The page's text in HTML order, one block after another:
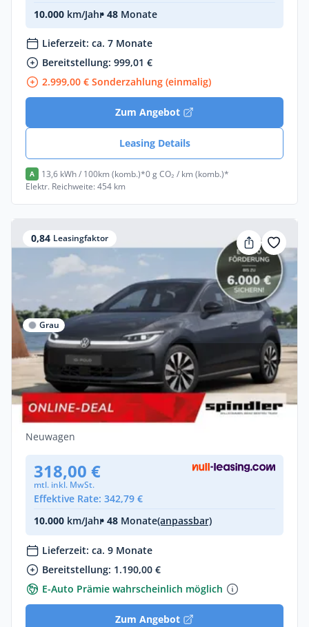
10.000 km/Jahr• 48 Monate
Lieferzeit: ca. 7 Monate
Bereitstellung: 999,01 €
2.999,00 € Sonderzahlung (einmalig)
Zum Angebot
Leasing Details
A 13,6 kWh / 100km (komb.)*0 g CO₂ / km (komb.)*
Elektr. Reichweite: 454 km
0,84 Leasingfaktor
Grau
Privat
Volkswagen ID. Polo Style 211 PS
Markteinführungsangebot
Elektro •Automatik •211 PS (155 kW)
Neuwagen
318,00 €
mtl. inkl. MwSt.
Effektive Rate: 342,79 €
10.000 km/Jahr• 48 Monate(anpassbar)
Lieferzeit: ca. 9 Monate
Bereitstellung: 1.190,00 €
E-Auto Prämie wahrscheinlich möglich
Zum Angebot